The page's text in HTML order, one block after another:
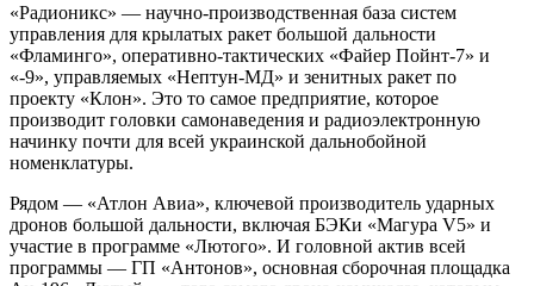
«Радионикс» — научно-производственная база систем
управления для крылатых ракет большой дальности
«Фламинго», оперативно-тактических «Файер Пойнт-7» и
«-9», управляемых «Нептун-МД» и зенитных ракет по
проекту «Клон». Это то самое предприятие, которое
производит головки самонаведения и радиоэлектронную
начинку почти для всей украинской дальнобойной
номенклатуры.
Рядом — «Атлон Авиа», ключевой производитель ударных
дронов большой дальности, включая БЭКи «Магура V5» и
участие в программе «Лютого». И головной актив всей
программы — ГП «Антонов», основная сборочная площадка